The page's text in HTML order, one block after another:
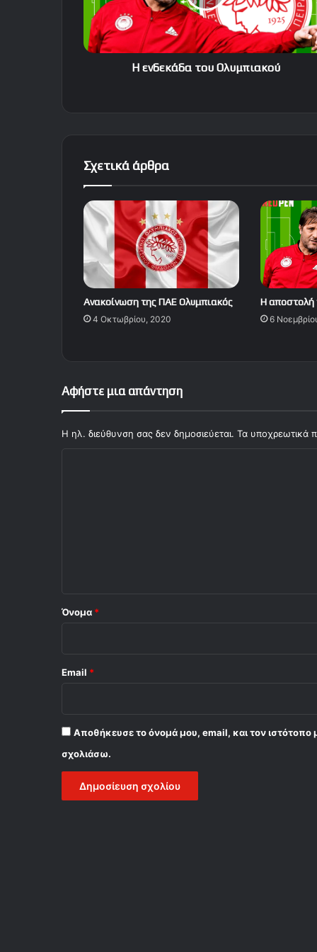
Η ενδεκάδα του Ολυμπιακού
Σχετικά άρθρα
Ανακοίνωση της ΠΑΕ Ολυμπιακός
4 Οκτωβρίου, 2020
Η αποστολή
6
Αφήστε μια απάντηση
Η ηλ. διεύθυνση σας δεν δημοσιεύεται. Τα υποχρεωτικά
Όνομα *
Email *
Αποθήκευσε το όνομά μου, email, και τον
σχολιάσω.